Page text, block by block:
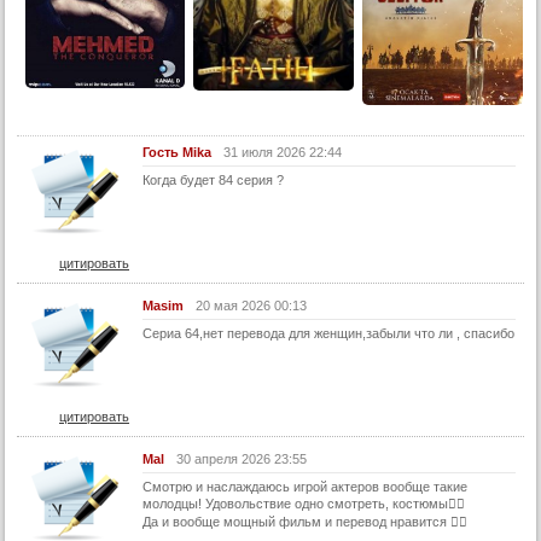
13 серия (суб)
14 серия
15 серия (суб)
16 серия
16 серия (суб)
17 серия
18 серия
18 серия (суб)
19 серия (суб)
20 серия
20 серия (суб)
21 серия
Гость Mika
31 июля 2026 22:44
Когда будет 84 серия ?
цитировать
Masim
20 мая 2026 00:13
Сериа 64,нет перевода для женщин,забыли что ли , спасибо
цитировать
Mal
30 апреля 2026 23:55
Смотрю и наслаждаюсь игрой актеров вообще такие
молодцы! Удовольствие одно смотреть, костюмы👍🏻
Да и вообще мощный фильм и перевод нравится 👍🏻